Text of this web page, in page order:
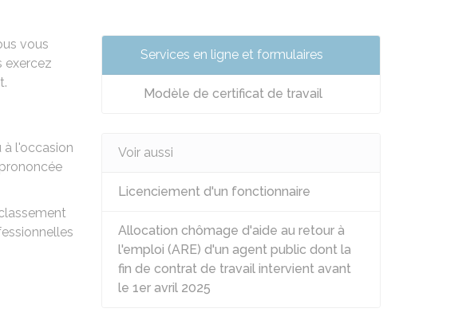
vous
exercez
à l'occasion
Services en ligne et formulaires
Modèle de certificat de travail
Voir aussi
Licenciement d'un fonctionnaire
Allocation chômage d'aide au retour à
l'emploi (ARE) d'un agent public dont la
fin de contrat de travail intervient avant
le 1er avril 2025